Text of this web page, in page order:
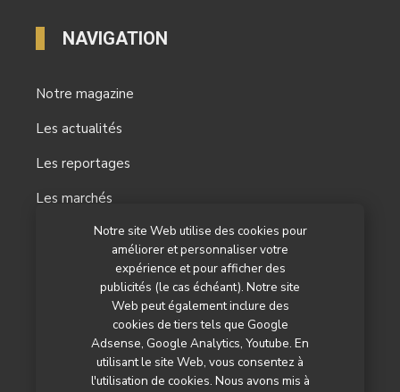
Notre site Web utilise des cookies pour
améliorer et personnaliser votre
expérience et pour afficher des
publicités (le cas échéant). Notre site
Web peut également inclure des
cookies de tiers tels que Google
Adsense, Google Analytics, Youtube. En
utilisant le site Web, vous consentez à
l'utilisation de cookies. Nous avons mis à
NAVIGATION
Notre magazine
Les actualités
Les reportages
Les marchés
Nos autres titres
Qui sommes-nous ?
Contactez-nous